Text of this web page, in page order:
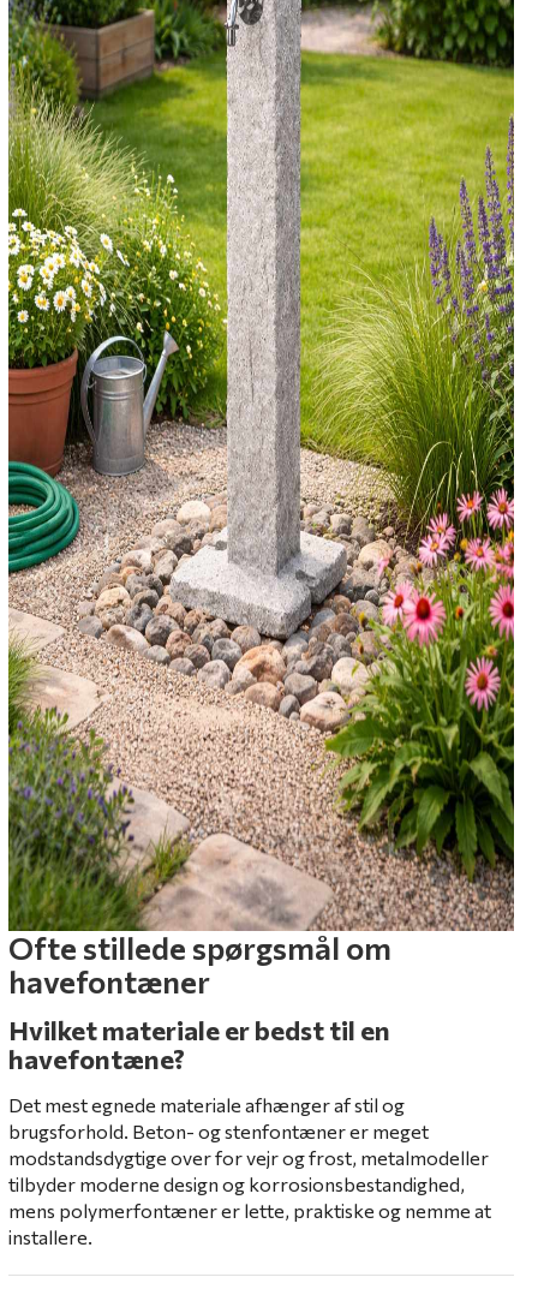
Ofte stillede spørgsmål om
havefontæner
Hvilket materiale er bedst til en
havefontæne?
Det mest egnede materiale afhænger af stil og
brugsforhold. Beton- og stenfontæner er meget
modstandsdygtige over for vejr og frost, metalmodeller
tilbyder moderne design og korrosionsbestandighed,
mens polymerfontæner er lette, praktiske og nemme at
installere.